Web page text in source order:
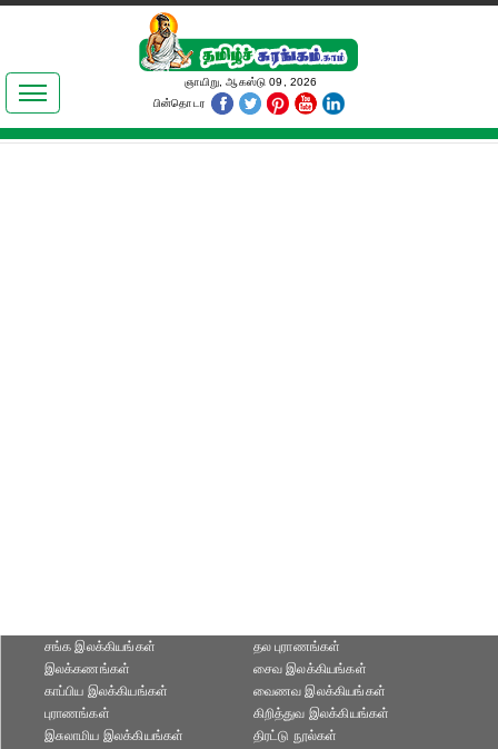
இலக்கியங்கள்
தமிழ் உலகம்
ஞாயிறு, ஆகஸ்டு 09, 2026
பின்தொடர
சங்க இலக்கியங்கள்
இலக்கணங்கள்
காப்பிய இலக்கியங்கள்
புராணங்கள்
தல புராணங்கள்
சைவ இலக்கியங்கள்
வைணவ இலக்கியங்கள்
கிறித்துவ இலக்கியங்கள்
இசுலாமிய இலக்கியங்கள்
திரட்டு நூல்கள்